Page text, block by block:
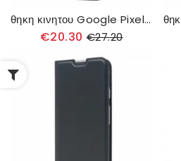
θηκη κινητου Google Pixel 5 Θήκη Flip Σχιστό Δέρμα
€20.30 €27.20